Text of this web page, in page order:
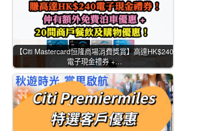
【Citi Mastercard恒隆商場消費獎賞】高達HK$240
電子現金禮券 +…